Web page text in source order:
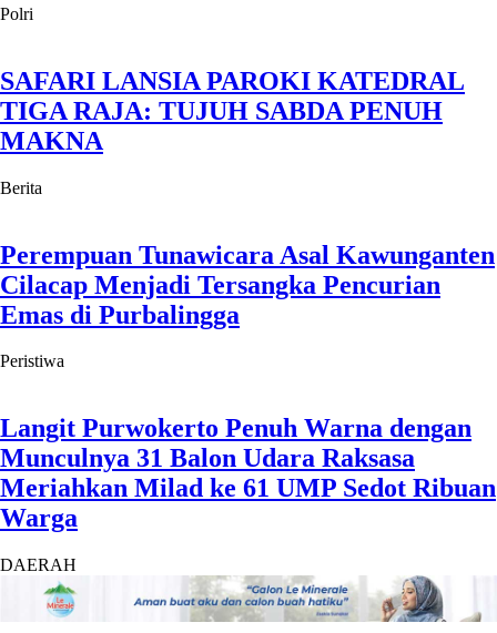
Polri
SAFARI LANSIA PAROKI KATEDRAL
TIGA RAJA: TUJUH SABDA PENUH
MAKNA
Berita
Perempuan Tunawicara Asal Kawunganten
Cilacap Menjadi Tersangka Pencurian
Emas di Purbalingga
Peristiwa
Langit Purwokerto Penuh Warna dengan
Munculnya 31 Balon Udara Raksasa
Meriahkan Milad ke 61 UMP Sedot Ribuan
Warga
DAERAH